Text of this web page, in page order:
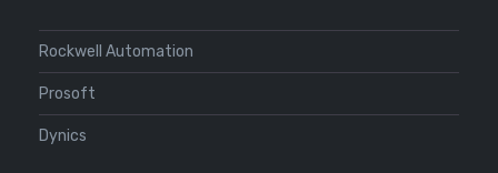
Rockwell Automation
Prosoft
Dynics